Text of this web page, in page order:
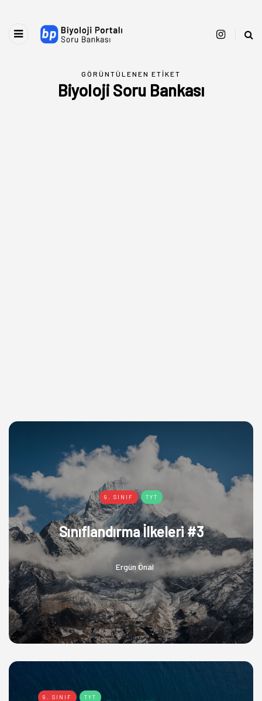
GÖRÜNTÜLENEN ETIKET
Biyoloji Soru Bankası
9. SINIF TYT
Sınıflandırma İlkeleri #3
Ergün Önal
9. SINIF TYT